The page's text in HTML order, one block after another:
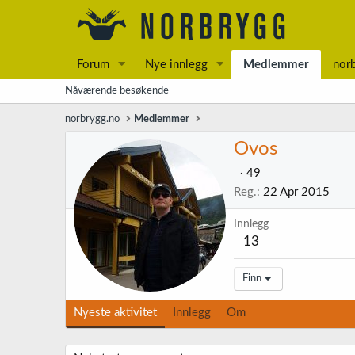
Forum Nye innlegg Medlemmer
Nåværende besøkende
norbrygg.no Medlemmer
Ovos
· 49
Reg. 22 Apr 2015
Innlegg
13
Finn
Nyeste aktivitet Innlegg Om